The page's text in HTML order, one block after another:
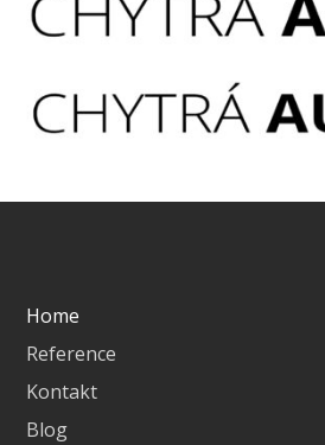
Home
Reference
Kontakt
Blog